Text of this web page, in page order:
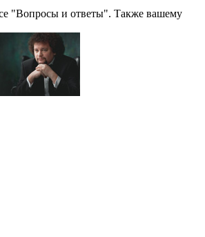
"Вопросы и ответы". Также вашему